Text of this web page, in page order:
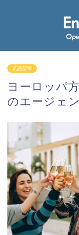
英語留学
ヨーロッパ
のエージェ